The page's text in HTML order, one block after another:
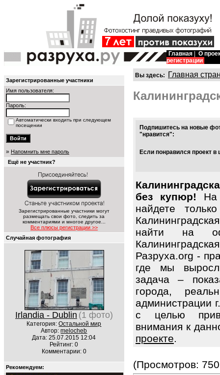
Главная
О
регистрации
Зарегистрированные участники
Имя пользователя:
Пароль:
Автоматически входить при следующем
посещении
» Напомнить мне пароль
Ещё не участник?
Зарегистрированные участники могут
размещать свои фото, следить за
комментариями и многое другое...
Все плюсы регистрации >>
Случайная фотография
Irlandia - Dublin (1 фото)
Категория:Остальной мир
Автор:melocheb
Дата: 25.07.2015 12:04
Рейтинг: 0
Комментарии: 0
Рекомендуем:
Вы здесь: Главная
Подпишитесь на новые
"нравится":
Если понравился проект
без купюр! На
найдете
найти на
Разруха.org -
где мы
задача –
города,
администрации
с целью
внимания к
проекте.
(Просмотров: